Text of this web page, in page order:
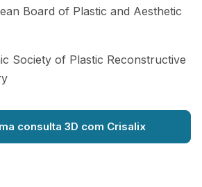
Board of Plastic and Aesthetic
Society of Plastic Reconstructive
consulta 3D com Crisalix